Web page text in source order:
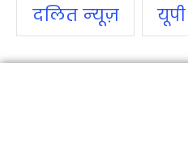
दलित न्‍यूज़